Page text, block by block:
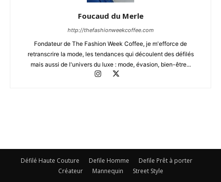
Foucaud du Merle
http://thefashionweekcoffee.com
Fondateur de The Fashion Week Coffee, je m'efforce de
retranscrire la mode, les tendances qui découlent des défilés
mais aussi de l'univers du luxe : mode, évasion, bien-être...
Défilé Haute Couture Defile Homme
Defile Prêt à porter
Créateur
Mannequin Street Style